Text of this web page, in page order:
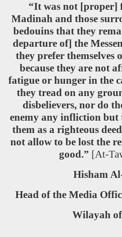
“It was not [proper]
Madinah and those
bedouins that they
departure of] the
they prefer themselves
because they are not
fatigue or hunger in the
they tread on any
disbelievers, nor do
enemy any infliction but
them as a righteous
not allow to be lost the
good.” [At-
Hisham
Head of the Media
Wilayah